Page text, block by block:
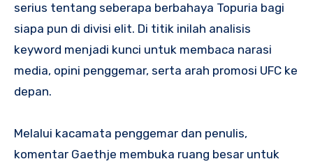
serius tentang seberapa berbahaya Topuria bagi
siapa pun di divisi elit. Di titik inilah analisis
keyword menjadi kunci untuk membaca narasi
media, opini penggemar, serta arah promosi UFC ke
depan.
Melalui kacamata penggemar dan penulis,
komentar Gaethje membuka ruang besar untuk